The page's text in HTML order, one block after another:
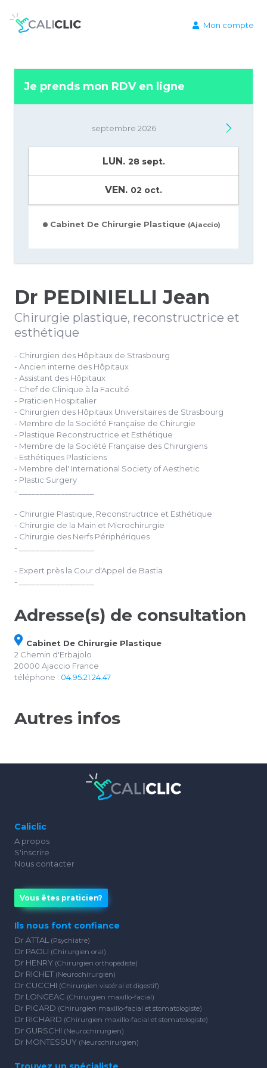
Mon compte
Dr PEDINIELLI Jean
Chirurgie plastique, reconstructrice et
esthétique
- Chirurgien des Hôpitaux de Strasbourg
- Ancien interne des Hôpitaux
- Assistant des Hôpitaux
- Chef de Clinique à la Faculté
- Praticien Hospitalier
- Chirurgien des Hôpitaux Universitaires de Strasbourg
- Membre de la Société Française de Chirurgie
- Plastique Reconstructrice et Esthétique
- Membre de la Société Française des Chirurgiens
- Esthétiques Plasticiens
- Membre del' International Society of Aesthetic
- Plastic Surgery
- __________________
- Chirurgie Plastique, Reconstructrice et Esthétique
- Chirurgie de la Main et Microchirurgie
- Chirurgie des Nerfs Périphériques
- __________________
- Expert près la Cour d'Appel de Bastia
- __________________
Adresse(s) de consultation
Cabinet De Chirurgie Plastique
2 Chemin d'Erbajolo
20000 Ajaccio France
téléphone : 04.95.21.24.47
Autres infos
Je prends mon RDV en ligne
septembre 2026
LUN. 28 sept.
VEN. 02 oct.
Cabinet De Chirurgie Plastique (Ajaccio)
Caliclic
A propos
S'inscrire
Nous contacter
Vous êtes praticien?
Ils nous font confiance
Dr ATTAL (Psychiatre)
Dr PAOLI (Chirurgien oral)
Dr HENRY (Chirurgien orthopédiste)
Dr RICHET (Neurochirurgien)
Dr CUCCHI (Chirurgien viscéral et digestif)
Dr LONGEAC (Chirurgien maxillo-facial)
Dr PICARD (Chirurgien maxillo-facial et stomatologiste)
Dr RICHARD (Chirurgien maxillo-facial et stomatologiste)
Dr GURSCHI (Neurochirurgien)
Dr MONTESSUY (Neurochirurgien)